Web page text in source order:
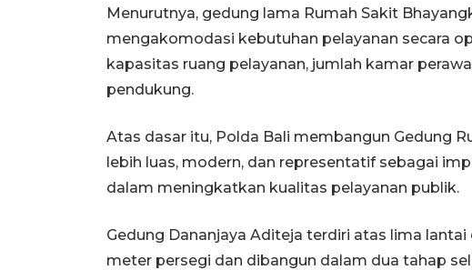
Menurutnya, gedung lama Rumah Sakit
mengakomodasi kebutuhan pelayanan secara
kapasitas ruang pelayanan, jumlah kamar
pendukung.
Atas dasar itu, Polda Bali membangun Gedung
lebih luas, modern, dan representatif sebagai
dalam meningkatkan kualitas pelayanan publik.
Gedung Dananjaya Aditeja terdiri atas lima
meter persegi dan dibangun dalam dua tahap